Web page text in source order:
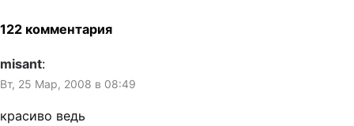
122 комментария
misant:
Вт, 25 Мар, 2008 в 08:49
красиво ведь